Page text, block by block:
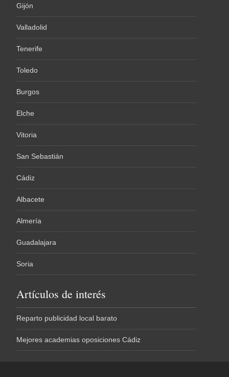
Gijón
Valladolid
Tenerife
Toledo
Burgos
Elche
Vitoria
San Sebastián
Cádiz
Albacete
Almería
Guadalajara
Soria
Artículos de interés
Reparto publicidad local barato
Mejores academias oposiciones Cádiz